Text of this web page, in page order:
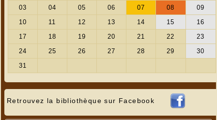
Retrouvez la bibliothèque sur Facebook